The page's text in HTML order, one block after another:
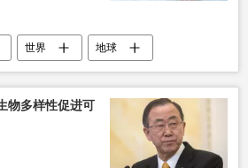
世界 地球
物多样性促进可